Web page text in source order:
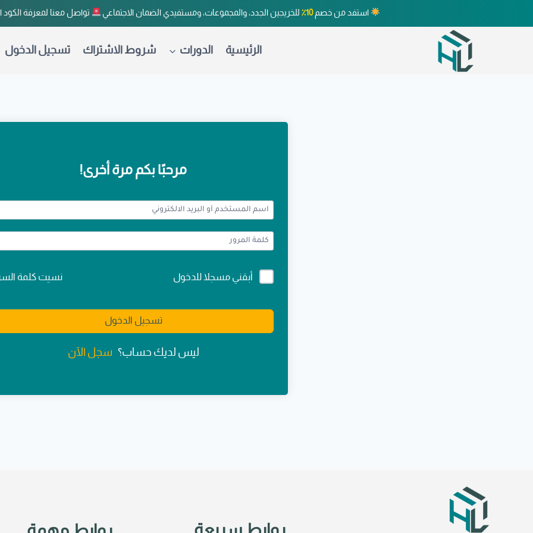
استفد من خصم10٪ للخريجين الجدد، والمجموعات، ومستفيدي الضمان الاجتماعي تواصل معنا لمعرفة
الرئيسية الدورات شروط الاشتراك تسجيل الدخول
مرحبًا بكم مرة أخرى!
Alternative:
أبقني مسجلا للدخول نسيت كلمة
تسجيل الدخول
ليس لديك حساب؟ سجل الآن